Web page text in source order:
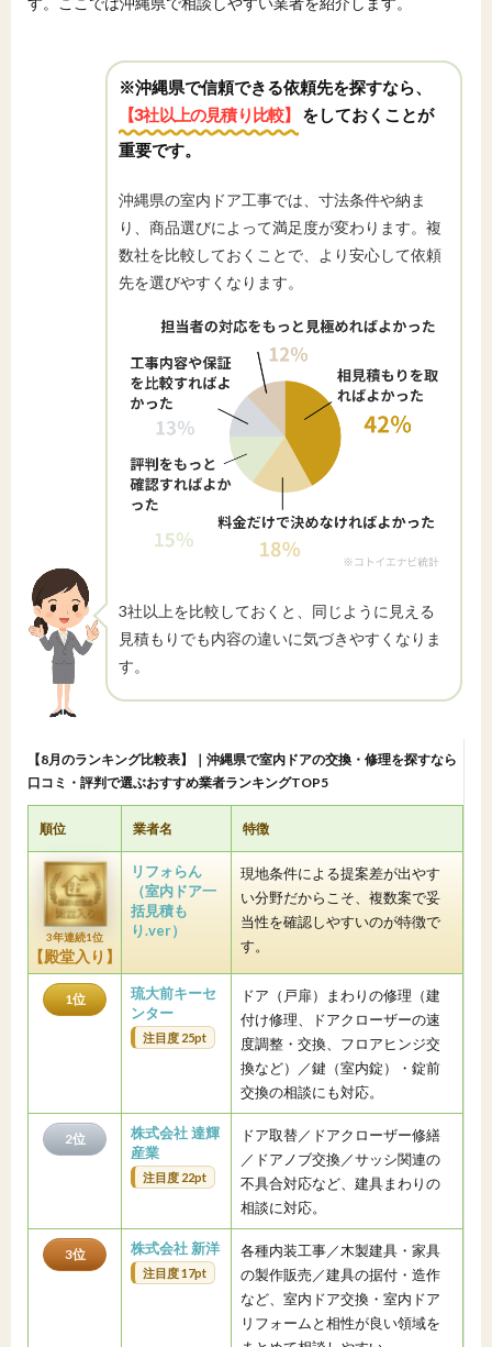
※沖縄県で信頼できる依頼先を探すなら、
【3社以上の見積り比較】
をしておくことが
重要です。
沖縄県の室内ドア工事では、寸法条件や納ま
り、商品選びによって満足度が変わります。複
数社を比較しておくことで、より安心して依頼
先を選びやすくなります。
3社以上を比較しておくと、同じように見える
見積もりでも内容の違いに気づきやすくなりま
す。
【8月のランキング比較表】｜沖縄県で室内ドアの交換・修理を探すなら
口コミ・評判で選ぶおすすめ業者ランキングTOP5
順位 業者名 特徴
3年連続1位
【殿堂入り】
リフォらん
（室内ドア一
括見積も
り.ver）
現地条件による提案差が出やす
い分野だからこそ、複数案で妥
当性を確認しやすいのが特徴で
す。
1位
琉大前キーセ
ンター
注目度 25pt
ドア（戸扉）まわりの修理（建
付け修理、ドアクローザーの速
度調整・交換、フロアヒンジ交
換など）／鍵（室内錠）・錠前
交換の相談にも対応。
2位
株式会社 達輝
産業
注目度 22pt
ドア取替／ドアクローザー修繕
／ドアノブ交換／サッシ関連の
不具合対応など、建具まわりの
相談に対応。
3位 株式会社 新洋
注目度 17pt
各種内装工事／木製建具・家具
の製作販売／建具の据付・造作
など、室内ドア交換・室内ドア
リフォームと相性が良い領域を